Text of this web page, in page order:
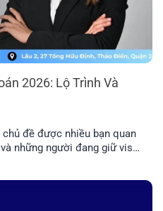
2026: Lộ Trình Và
đề được nhiều bạn quan
những người đang giữ visa